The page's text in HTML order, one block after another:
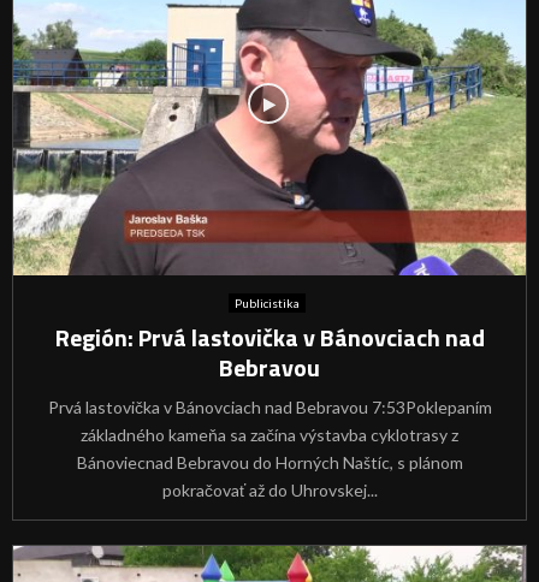
Publicistika
Región: Prvá lastovička v Bánovciach nad
Bebravou
Prvá lastovička v Bánovciach nad Bebravou 7:53Poklepaním
základného kameňa sa začína výstavba cyklotrasy z
Bánoviecnad Bebravou do Horných Naštíc, s plánom
pokračovať až do Uhrovskej...